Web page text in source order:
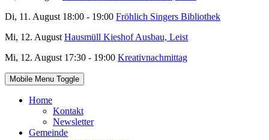
Di, 11. August 18:00 - 19:00 Fröhlich Singers Bibliothek
Mi, 12. August Hausmüll Kieshof Ausbau, Leist
Mi, 12. August 17:30 - 19:00 Kreativnachmittag
Mobile Menu Toggle
Home
Kontakt
Newsletter
Gemeinde